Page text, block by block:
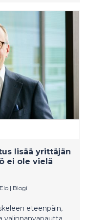
ja tuotannossa
rahoittamat kaupat
tulevina vuosina,
Monet
pääseminen
kulutus on
puhutaan
torstaina 25.6.
on
yliopistoista,
lisää yrittäjän
ei ole vielä
| Blogi
eteenpäin,